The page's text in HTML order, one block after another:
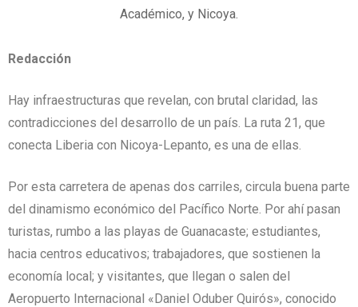
Académico, y Nicoya.
Redacción
Hay infraestructuras que revelan, con brutal claridad, las
contradicciones del desarrollo de un país. La ruta 21, que
conecta Liberia con Nicoya-Lepanto, es una de ellas.
Por esta carretera de apenas dos carriles, circula buena parte
del dinamismo económico del Pacífico Norte. Por ahí pasan
turistas, rumbo a las playas de Guanacaste; estudiantes,
hacia centros educativos; trabajadores, que sostienen la
economía local; y visitantes, que llegan o salen del
Aeropuerto Internacional «Daniel Oduber Quirós», conocido